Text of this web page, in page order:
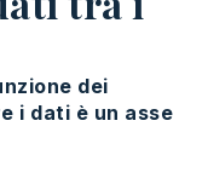
dei
i dati è un asse